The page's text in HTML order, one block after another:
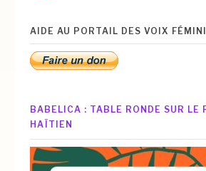
AIDE AU PORTAIL DES VOIX
BABELICA : TABLE RONDE SUR LE
HAÏTIEN